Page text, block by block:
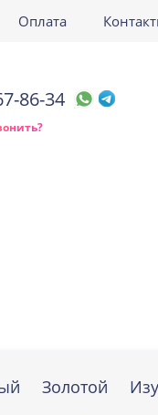
Оплата
86-34
Золотой